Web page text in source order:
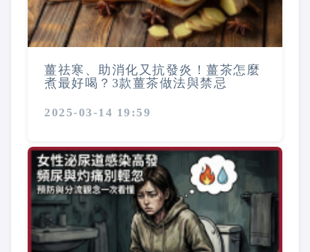
薑祛寒、助消化又抗發炎！薑茶怎麼
煮最好喝？3款薑茶做法與禁忌
2025-03-14 19:59